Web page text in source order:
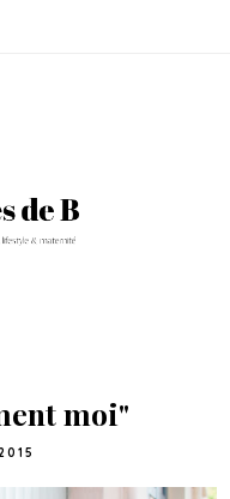
moi"